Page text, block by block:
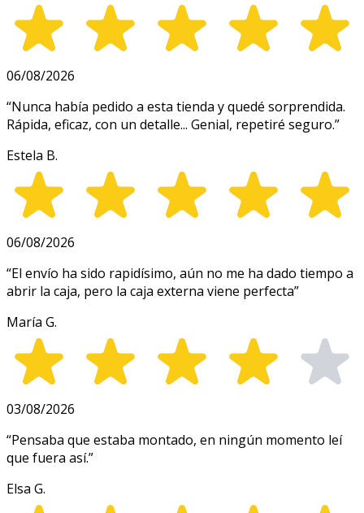
06/08/2026
“Nunca había pedido a esta tienda y quedé sorprendida.
Rápida, eficaz, con un detalle... Genial, repetiré seguro.”
Estela B.
06/08/2026
“El envío ha sido rapidísimo, aún no me ha dado tiempo a
abrir la caja, pero la caja externa viene perfecta”
María G.
03/08/2026
“Pensaba que estaba montado, en ningún momento leí
que fuera así.”
Elsa G.